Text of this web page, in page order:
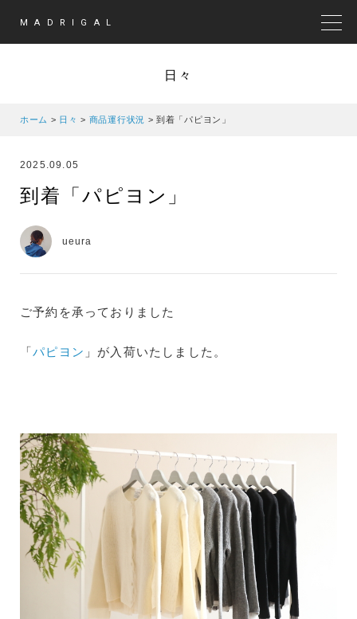
MADRIGAL
日々
ホーム > 日々 > 商品運行状況 >到着「パピヨン」
2025.09.05
到着「パピヨン」
ueura
ご予約を承っておりました
「パピヨン 」が入荷いたしました。